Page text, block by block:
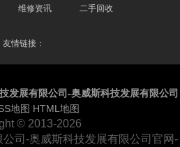
维修资讯 二手回收
友情链接：
发展有限公司-奥威斯科技发展有限公司
地图 HTML地图
© 2013-2026
司-奥威斯科技发展有限公司官网-